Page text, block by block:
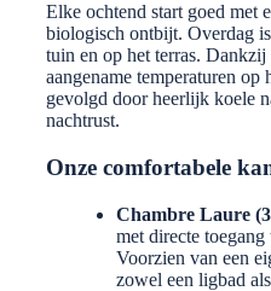
Elke ochtend start goed met
biologisch ontbijt. Overdag
tuin en op het terras.
aangename temperaturen op
gevolgd door heerlijk koele
nachtrust.
Onze comfortabele
Chambre Laure
met directe
Voorzien van een
zowel een ligbad